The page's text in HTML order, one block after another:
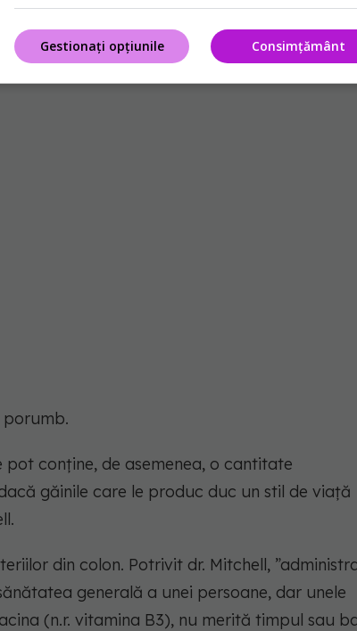
porumb.
pot conține, de asemenea, o cantitate
găinile care le produc duc un stil de viață
din colon. Potrivit dr. Mitchell,
generală a unei persoane, dar unele
(n.r. vitamina B3), nu merită timpul sau
Consimțământ
Gestionați opțiunile